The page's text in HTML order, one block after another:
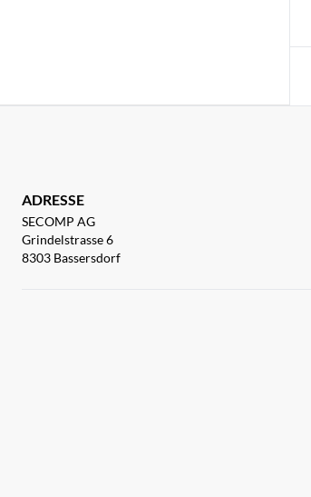
ADRESSE
SECOMP AG
Grindelstrasse 6
8303 Bassersdorf